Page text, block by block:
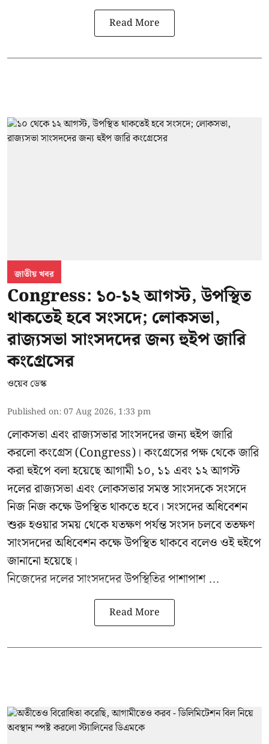
Read More
জাতীয় খবর
Congress: ১০-১২ আগস্ট, উপস্থিত
থাকতেই হবে সংসদে; লোকসভা,
রাজ্যসভা সাংসদদের জন্য হুইপ জারি
কংগ্রেসের
ওয়েব ডেস্ক
Published on:07 Aug 2026, 1:33 pm
লোকসভা এবং রাজ্যসভার সাংসদদের জন্য হুইপ জারি
করলো কংগ্রেস (Congress)। কংগ্রেসের পক্ষ থেকে জারি
করা হুইপে বলা হয়েছে আগামী ১০, ১১ এবং ১২ আগস্ট
দলের রাজ্যসভা এবং লোকসভার সমস্ত সাংসদকে সংসদে
নিজ নিজ কক্ষে উপস্থিত থাকতে হবে। সংসদের অধিবেশন
শুরু হওয়ার সময় থেকে যতক্ষণ পর্যন্ত সংসদ চলবে ততক্ষণ
সাংসদদের অধিবেশন কক্ষে উপস্থিত থাকবে বলেও ওই হুইপে
জানানো হয়েছে।
নিজেদের দলের সাংসদদের উপস্থিতির পাশাপাশ ...
Read More